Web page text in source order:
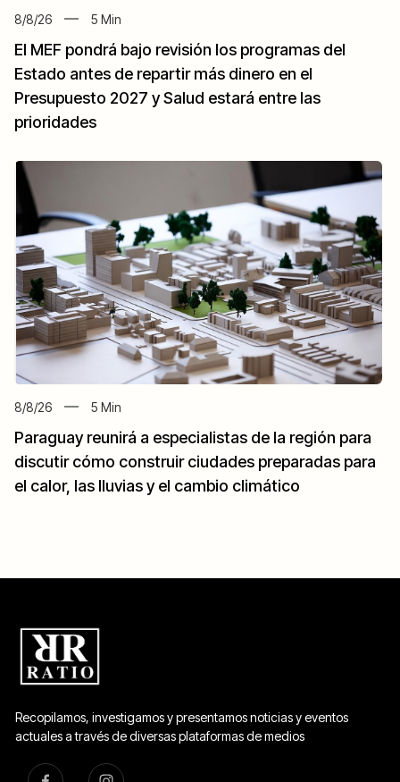
8/8/26 5 Min
El MEF pondrá bajo revisión los programas del
Estado antes de repartir más dinero en el
Presupuesto 2027 y Salud estará entre las
prioridades
8/8/26 5 Min
Paraguay reunirá a especialistas de la región para
discutir cómo construir ciudades preparadas para
el calor, las lluvias y el cambio climático
Recopilamos, investigamos y presentamos noticias y eventos
actuales a través de diversas plataformas de medios